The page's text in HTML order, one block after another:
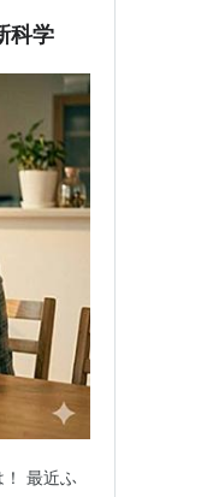
科学
！ 最近ふ